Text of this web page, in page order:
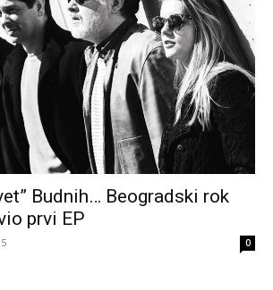
Budnih… Beogradski rok
prvi EP
0